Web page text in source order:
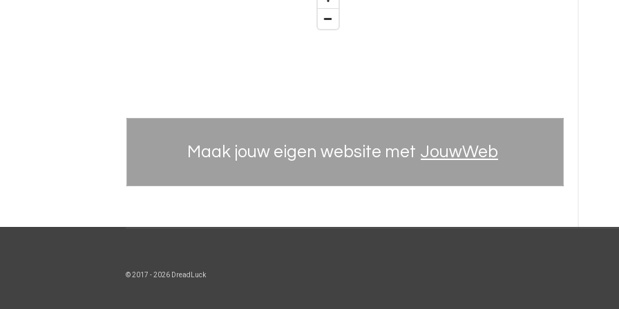
Maak jouw eigen website met JouwWeb
© 2017 - 2026 DreadLuck